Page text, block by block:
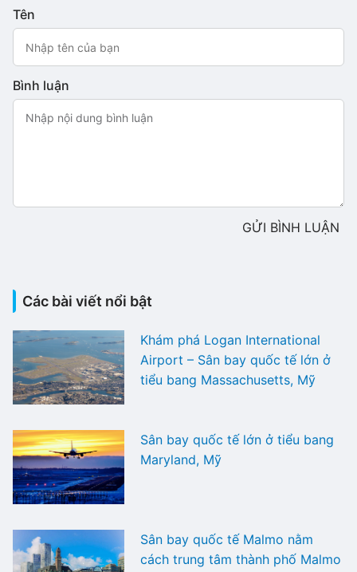
Tên
Bình luận
GỬI BÌNH LUẬN
Các bài viết nổi bật
Khám phá Logan International
Airport – Sân bay quốc tế lớn ở
tiểu bang Massachusetts, Mỹ
Sân bay quốc tế lớn ở tiểu bang
Maryland, Mỹ
Sân bay quốc tế Malmo nằm
cách trung tâm thành phố Malmo